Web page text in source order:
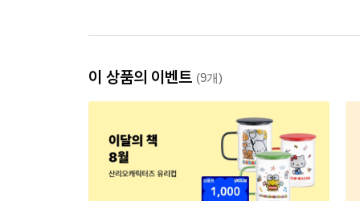
이 상품의 이벤트 (9개)